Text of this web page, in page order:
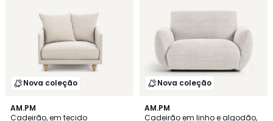
Nova coleção
AM.PM
Cadeirão, em tecido
Nova coleção
AM.PM
Cadeirão em linho e algodão,
3